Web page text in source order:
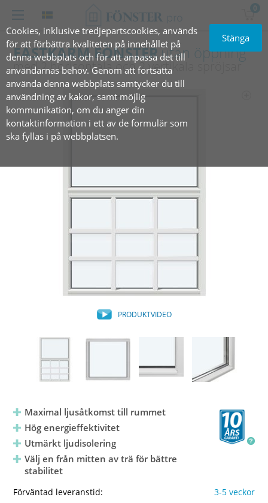
Cookies, inklusive tredjepartscookies, används
för att förbättra kvaliteten på innehållet på
denna webbplats och för att anpassa det till
användarnas behov. Genom att fortsätta
använda denna webbplats samtycker du till
användning av kakor, samt möjlig
kommunikation, om du anger din
kontaktinformation i ett av de formulär som
ska fyllas i på webbplatsen.
Stänga
0
FASTKARM FÖNSTERutan öppning
med 2 ‎horisontala och 2 vertikala spröjsar
PRODUKTVIDEO
Maximal ljusåtkomst till rummet
Hög energieffektivitet
Utmärkt ljudisolering
Välj en från mitten av trä för bättre
stabilitet
Förväntad leveranstid: 3-5 veckor